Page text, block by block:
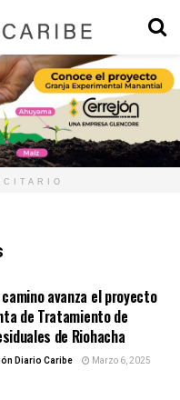
avanza el proyecto
de Tratamiento de
de Riohacha
Diario Caribe Marzo 6, 2025